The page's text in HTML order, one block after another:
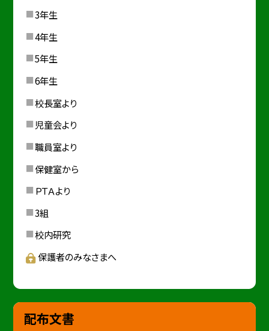
3年生
4年生
5年生
6年生
校長室より
児童会より
職員室より
保健室から
ＰＴＡより
3組
校内研究
保護者のみなさまへ
配布文書